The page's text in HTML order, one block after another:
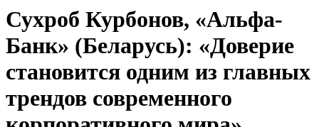
Сухроб Курбонов, «Альфа-
Банк» (Беларусь): «Доверие
становится одним из главных
трендов современного